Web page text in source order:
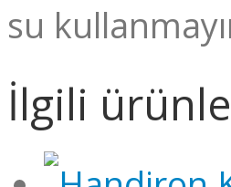
su
İlgili